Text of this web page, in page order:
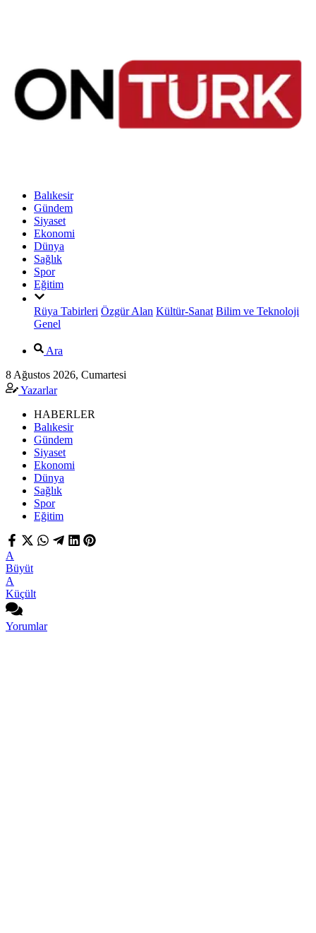
Balıkesir
Gündem
Siyaset
Ekonomi
Dünya
Sağlık
Spor
Eğitim
Rüya Tabirleri Özgür Alan Kültür-Sanat Bilim ve Teknoloji
Genel
Ara
8 Ağustos 2026, Cumartesi
Yazarlar
HABERLER
Balıkesir
Gündem
Siyaset
Ekonomi
Dünya
Sağlık
Spor
Eğitim
A
Büyüt
A
Küçült
Yorumlar